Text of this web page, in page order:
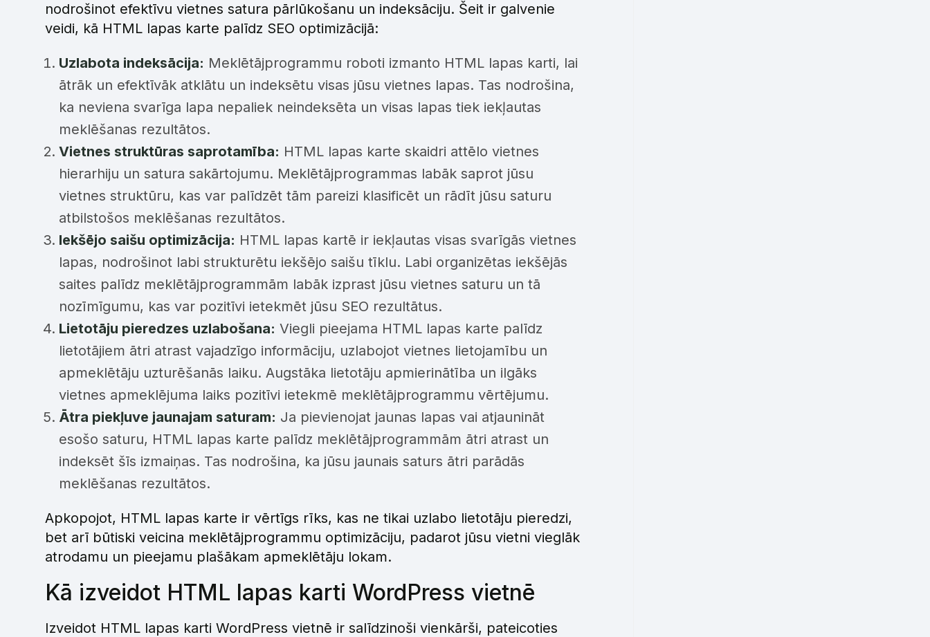
nodrošinot efektīvu vietnes satura pārlūkošanu un indeksāciju. Šeit ir galvenie
veidi, kā HTML lapas karte palīdz SEO optimizācijā:
Uzlabota indeksācija: Meklētājprogrammu roboti izmanto HTML lapas karti, lai
ātrāk un efektīvāk atklātu un indeksētu visas jūsu vietnes lapas. Tas nodrošina,
ka neviena svarīga lapa nepaliek neindeksēta un visas lapas tiek iekļautas
meklēšanas rezultātos.
Vietnes struktūras saprotamība: HTML lapas karte skaidri attēlo vietnes
hierarhiju un satura sakārtojumu. Meklētājprogrammas labāk saprot jūsu
vietnes struktūru, kas var palīdzēt tām pareizi klasificēt un rādīt jūsu saturu
atbilstošos meklēšanas rezultātos.
Iekšējo saišu optimizācija: HTML lapas kartē ir iekļautas visas svarīgās vietnes
lapas, nodrošinot labi strukturētu iekšējo saišu tīklu. Labi organizētas iekšējās
saites palīdz meklētājprogrammām labāk izprast jūsu vietnes saturu un tā
nozīmīgumu, kas var pozitīvi ietekmēt jūsu SEO rezultātus.
Lietotāju pieredzes uzlabošana: Viegli pieejama HTML lapas karte palīdz
lietotājiem ātri atrast vajadzīgo informāciju, uzlabojot vietnes lietojamību un
apmeklētāju uzturēšanās laiku. Augstāka lietotāju apmierinātība un ilgāks
vietnes apmeklējuma laiks pozitīvi ietekmē meklētājprogrammu vērtējumu.
Ātra piekļuve jaunajam saturam: Ja pievienojat jaunas lapas vai atjaunināt
esošo saturu, HTML lapas karte palīdz meklētājprogrammām ātri atrast un
indeksēt šīs izmaiņas. Tas nodrošina, ka jūsu jaunais saturs ātri parādās
meklēšanas rezultātos.
Apkopojot, HTML lapas karte ir vērtīgs rīks, kas ne tikai uzlabo lietotāju pieredzi,
bet arī būtiski veicina meklētājprogrammu optimizāciju, padarot jūsu vietni vieglāk
atrodamu un pieejamu plašākam apmeklētāju lokam.
Kā izveidot HTML lapas karti WordPress vietnē
Izveidot HTML lapas karti WordPress vietnē ir salīdzinoši vienkārši, pateicoties